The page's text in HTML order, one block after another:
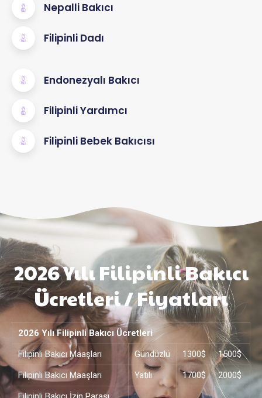
Nepalli Bakıcı
Filipinli Dadı
Endonezyalı Bakıcı
Filipinli Yardımcı
Filipinli Bebek Bakıcısı
2026 Yılı Filipinli Bakıcı
Ücretleri / Fiyatları
2026 Yılı Filipinli Bakıcı Ücretleri
Filipinli Bakıcı Maaşları
Gündüzlü 1300$
1500$
Filipinli Bakıcı Maaşları
Yatılı 1700$
2000$